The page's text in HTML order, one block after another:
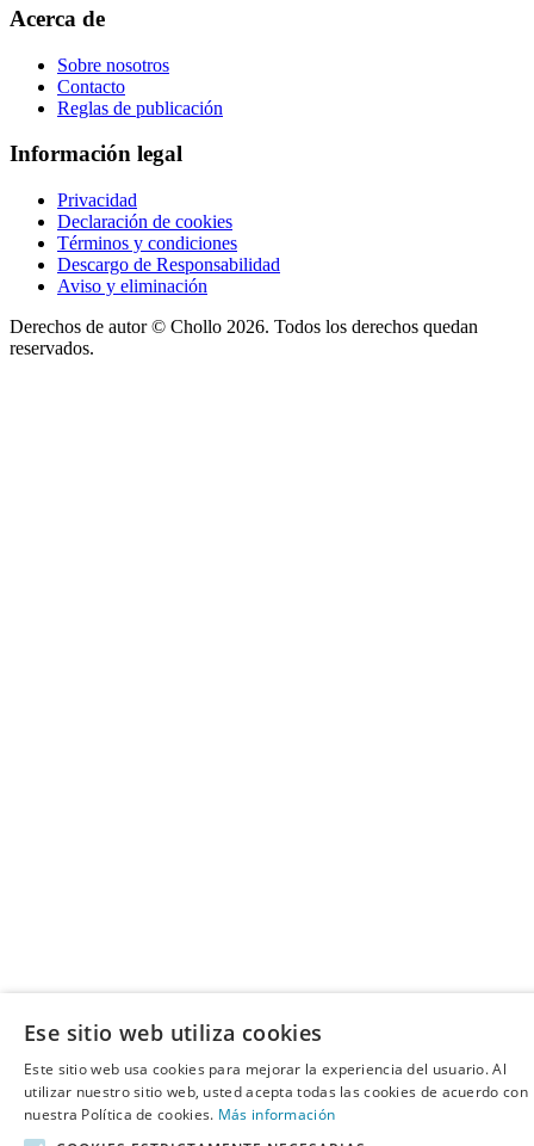
Acerca de
Sobre nosotros
Contacto
Reglas de publicación
Información legal
Privacidad
Declaración de cookies
Términos y condiciones
Descargo de Responsabilidad
Aviso y eliminación
Derechos de autor © Chollo 2026. Todos los derechos quedan
reservados.
Ese sitio web utiliza cookies
Este sitio web usa cookies para mejorar la experiencia del usuario. Al
utilizar nuestro sitio web, usted acepta todas las cookies de acuerdo con
nuestra Política de cookies. Más información